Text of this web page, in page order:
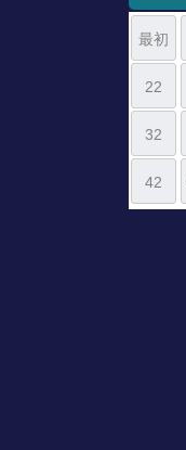
最初
22
32
42